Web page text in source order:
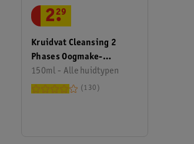
Kruidvat Cleansing 2
Phases Oogmake-
Upremover
150ml - Alle huidtypen
2.
29
130